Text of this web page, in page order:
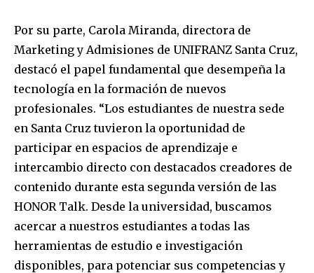
Por su parte, Carola Miranda, directora de
Marketing y Admisiones de UNIFRANZ Santa Cruz,
destacó el papel fundamental que desempeña la
tecnología en la formación de nuevos
profesionales. “Los estudiantes de nuestra sede
en Santa Cruz tuvieron la oportunidad de
participar en espacios de aprendizaje e
intercambio directo con destacados creadores de
contenido durante esta segunda versión de las
HONOR Talk. Desde la universidad, buscamos
acercar a nuestros estudiantes a todas las
herramientas de estudio e investigación
disponibles, para potenciar sus competencias y